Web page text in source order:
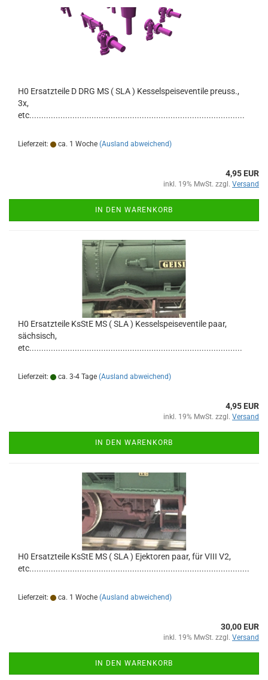
H0 Ersatzteile D DRG MS ( SLA ) Kesselspeiseventile preuss.,
3x,
etc..........................................................................................
Lieferzeit: ca. 1 Woche (Ausland abweichend)
4,95 EUR
inkl. 19% MwSt. zzgl. Versand
IN DEN WARENKORB
H0 Ersatzteile KsStE MS ( SLA ) Kesselspeiseventile paar,
sächsisch,
etc.........................................................................................
Lieferzeit: ca. 3-4 Tage (Ausland abweichend)
4,95 EUR
inkl. 19% MwSt. zzgl. Versand
IN DEN WARENKORB
H0 Ersatzteile KsStE MS ( SLA ) Ejektoren paar, für VIII V2,
etc............................................................................................
Lieferzeit: ca. 1 Woche (Ausland abweichend)
30,00 EUR
inkl. 19% MwSt. zzgl. Versand
IN DEN WARENKORB